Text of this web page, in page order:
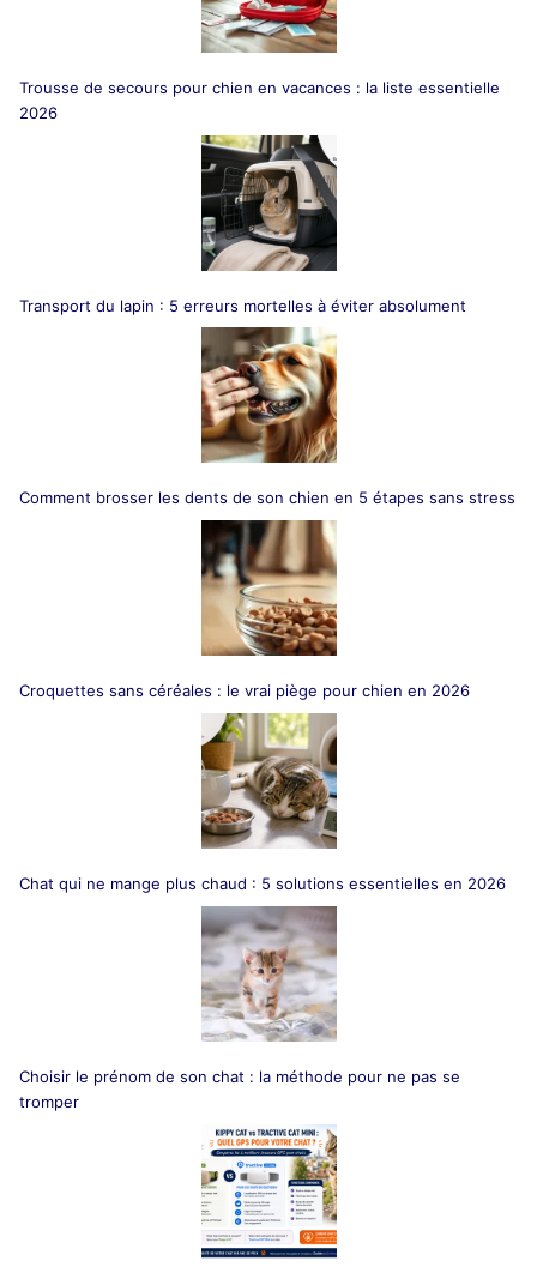
Trousse de secours pour chien en vacances : la liste essentielle
2026
Transport du lapin : 5 erreurs mortelles à éviter absolument
Comment brosser les dents de son chien en 5 étapes sans stress
Croquettes sans céréales : le vrai piège pour chien en 2026
Chat qui ne mange plus chaud : 5 solutions essentielles en 2026
Choisir le prénom de son chat : la méthode pour ne pas se
tromper